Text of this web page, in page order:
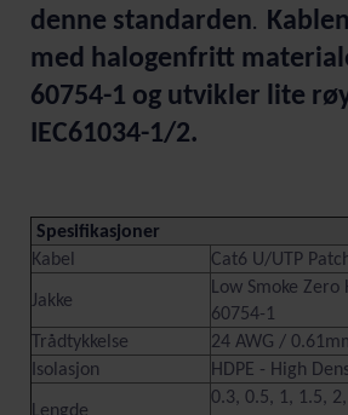
denne standarden.
med halogenfritt
60754-1 og utvikler lite
IEC61034-1/2.
Spesifikasjoner
Kabel
Cat6 U/UTP
Jakke
Low Smoke
60754-1
Trådtykkelse
24 AWG /
Isolasjon
HDPE - High
0.3, 0.5, 1, 1.5,